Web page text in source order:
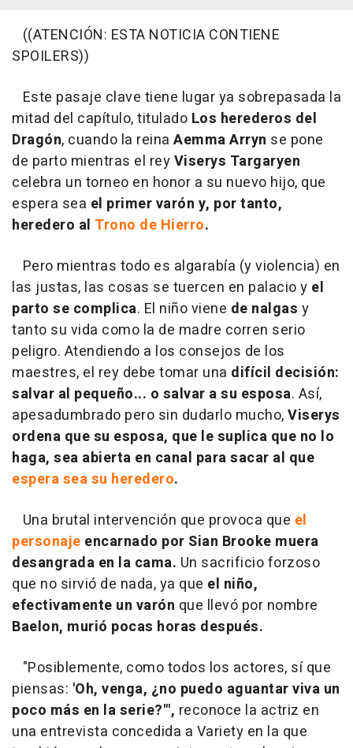
((ATENCIÓN: ESTA NOTICIA CONTIENE
SPOILERS))
Este pasaje clave tiene lugar ya sobrepasada la
mitad del capítulo, titulado Los herederos del
Dragón, cuando la reina Aemma Arryn se pone
de parto mientras el reyViserys Targaryen
celebra un torneo en honor a su nuevo hijo, que
espera sea el primer varón y, por tanto,
heredero al Trono de Hierro.
Pero mientras todo es algarabía (y violencia) en
las justas, las cosas se tuercen en palacio y el
parto se complica. El niño viene de nalgas y
tanto su vida como la de madre corren serio
peligro. Atendiendo a los consejos de los
maestres, el rey debe tomar una difícil decisión:
salvar al pequeño... o salvar a su esposa. Así,
apesadumbrado pero sin dudarlo mucho,Viserys
ordena que su esposa, que le suplica que no lo
haga, sea abierta en canal para sacar al que
espera sea su heredero.
Una brutal intervención que provoca que el
personaje encarnado por Sian Brooke muera
desangrada en la cama. Un sacrificio forzoso
que no sirvió de nada, ya que el niño,
efectivamente un varón que llevó por nombre
Baelon, murió pocas horas después.
"Posiblemente, como todos los actores, sí que
piensas: 'Oh, venga, ¿no puedo aguantar viva un
poco más en la serie?'", reconoce la actriz en
una entrevista concedida a Variety en la que